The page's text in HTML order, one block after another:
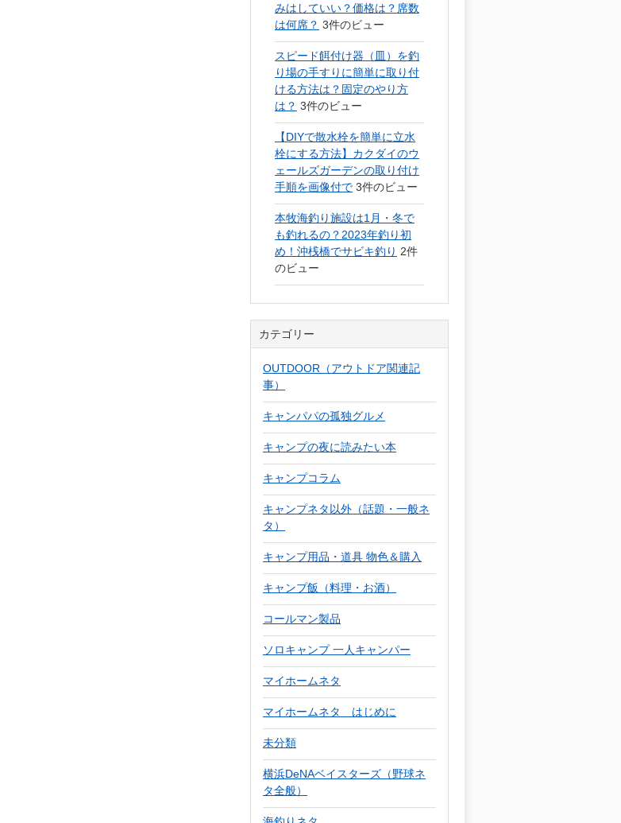
みはしていい？価格は？席数
は何席？ 3件のビュー
スピード餌付け器（皿）を釣
り場の手すりに簡単に取り付
ける方法は？固定のやり方
は？ 3件のビュー
【DIYで散水栓を簡単に立水
栓にする方法】カクダイのウ
ェールズガーデンの取り付け
手順を画像付で 3件のビュー
本牧海釣り施設は1月・冬で
も釣れるの？2023年釣り初
め！沖桟橋でサビキ釣り 2件
のビュー
カテゴリー
OUTDOOR（アウトドア関連記
事）
キャンパパの孤独グルメ
キャンプの夜に読みたい本
キャンプコラム
キャンプネタ以外（話題・一般ネ
タ）
キャンプ用品・道具 物色＆購入
キャンプ飯（料理・お酒）
コールマン製品
ソロキャンプ 一人キャンパー
マイホームネタ
マイホームネタ はじめに
未分類
横浜DeNAベイスターズ（野球ネ
タ全般）